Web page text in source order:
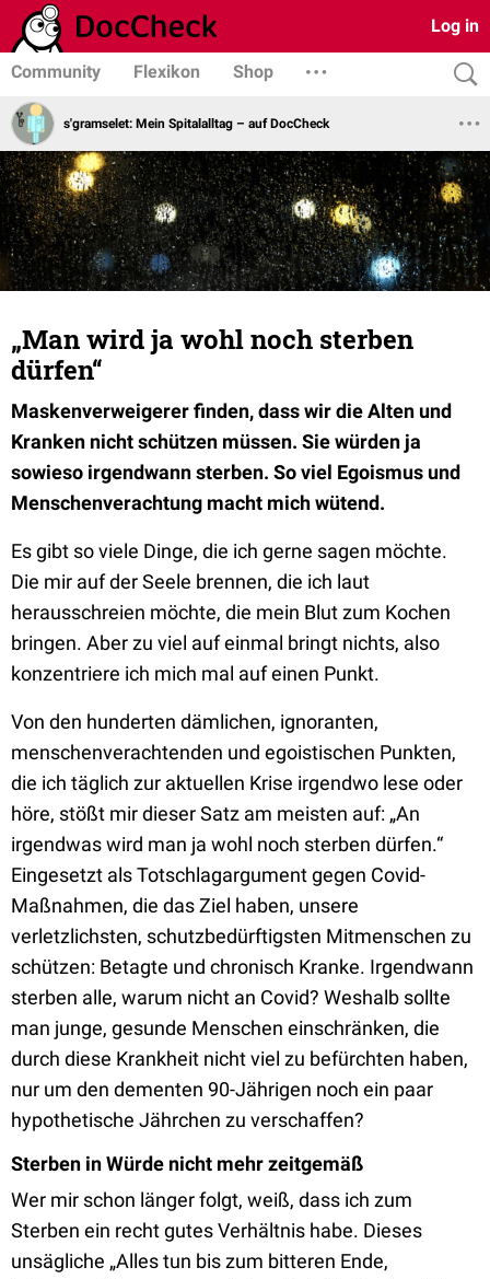
Log in
Community Flexikon Shop
s'gramselet: Mein Spitalalltag – auf DocCheck
„Man wird ja wohl noch sterben
dürfen“
Maskenverweigerer finden, dass wir die Alten und
Kranken nicht schützen müssen. Sie würden ja
sowieso irgendwann sterben. So viel Egoismus und
Menschenverachtung macht mich wütend.
Es gibt so viele Dinge, die ich gerne sagen möchte.
Die mir auf der Seele brennen, die ich laut
herausschreien möchte, die mein Blut zum Kochen
bringen. Aber zu viel auf einmal bringt nichts, also
konzentriere ich mich mal auf einen Punkt.
Von den hunderten dämlichen, ignoranten,
menschenverachtenden und egoistischen Punkten,
die ich täglich zur aktuellen Krise irgendwo lese oder
höre, stößt mir dieser Satz am meisten auf: „An
irgendwas wird man ja wohl noch sterben dürfen.“
Eingesetzt als Totschlagargument gegen Covid-
Maßnahmen, die das Ziel haben, unsere
verletzlichsten, schutzbedürftigsten Mitmenschen zu
schützen: Betagte und chronisch Kranke. Irgendwann
sterben alle, warum nicht an Covid? Weshalb sollte
man junge, gesunde Menschen einschränken, die
durch diese Krankheit nicht viel zu befürchten haben,
nur um den dementen 90-Jährigen noch ein paar
hypothetische Jährchen zu verschaffen?
Sterben in Würde nicht mehr zeitgemäß
Wer mir schon länger folgt, weiß, dass ich zum
Sterben ein recht gutes Verhältnis habe. Dieses
unsägliche „Alles tun bis zum bitteren Ende,